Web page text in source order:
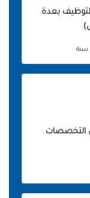
بعدة
سنة
التخصصات